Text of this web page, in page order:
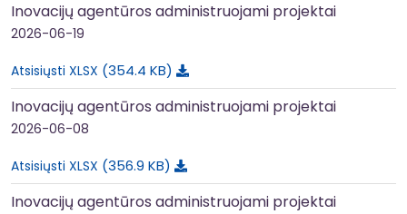
Inovacijų agentūros administruojami projektai
2026-06-19
Atsisiųsti XLSX 354.4 KB
Inovacijų agentūros administruojami projektai
2026-06-08
Atsisiųsti XLSX 356.9 KB
Inovacijų agentūros administruojami projektai